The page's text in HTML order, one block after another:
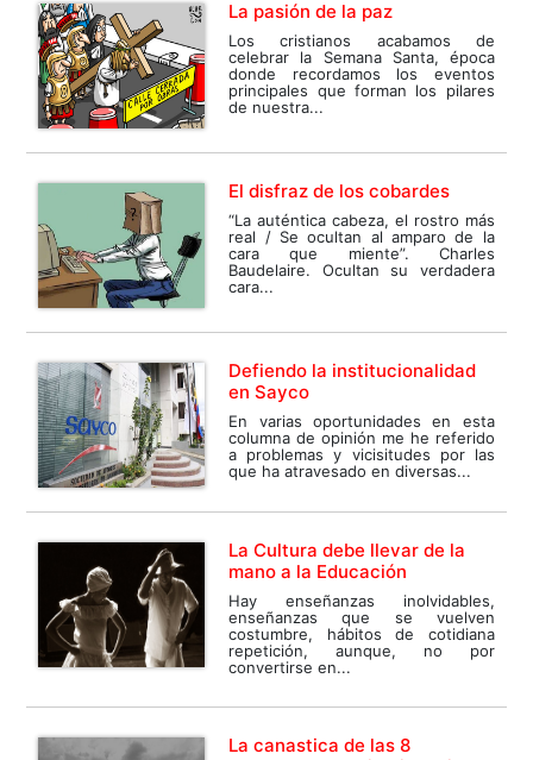
La pasión de la paz
Los cristianos acabamos de
celebrar la Semana Santa, época
donde recordamos los eventos
principales que forman los pilares
de nuestra...
El disfraz de los cobardes
“La auténtica cabeza, el rostro más
real / Se ocultan al amparo de la
cara que miente”. Charles
Baudelaire. Ocultan su verdadera
cara...
Defiendo la institucionalidad
en Sayco
En varias oportunidades en esta
columna de opinión me he referido
a problemas y vicisitudes por las
que ha atravesado en diversas...
La Cultura debe llevar de la
mano a la Educación
Hay enseñanzas inolvidables,
enseñanzas que se vuelven
costumbre, hábitos de cotidiana
repetición, aunque, no por
convertirse en...
La canastica de las 8